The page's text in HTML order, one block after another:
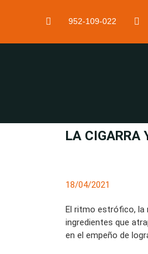
952-109-022
LA CIGARRA
18/04/2021
El ritmo estrófico, la
ingredientes que
en el empeño de